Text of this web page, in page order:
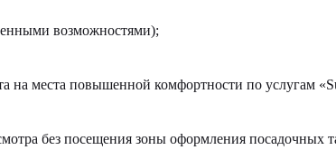
возможностями);
места повышенной комфортности по услугам
без посещения зоны оформления посадочных